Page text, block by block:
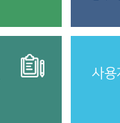
사용